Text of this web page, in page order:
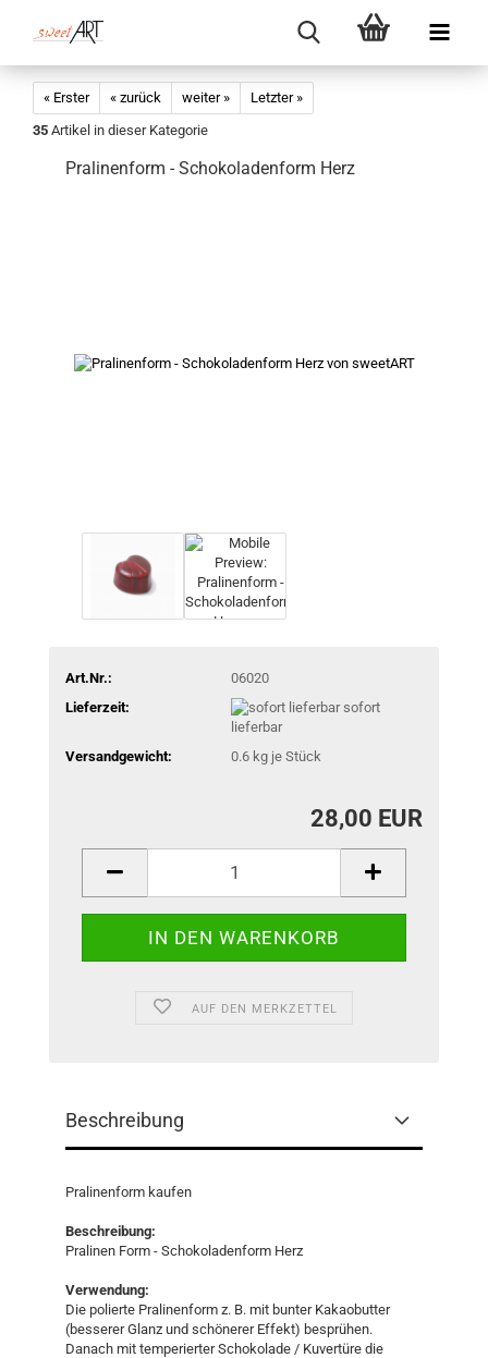
« Erster « zurück weiter »
Letzter »
35 Artikel in dieser Kategorie
Pralinenform - Schokoladenform Herz
Art.Nr.:
06020
Lieferzeit:
sofort
lieferbar
Versandgewicht:
0.6kg je Stück
28,00 EUR
AUF DEN MERKZETTEL
Beschreibung
Pralinenform kaufen
Beschreibung:
Pralinen Form - Schokoladenform Herz
Verwendung:
Die polierte Pralinenform z. B. mit bunter Kakaobutter
(besserer Glanz und schönerer Effekt) besprühen.
Danach mit temperierter Schokolade / Kuvertüre die